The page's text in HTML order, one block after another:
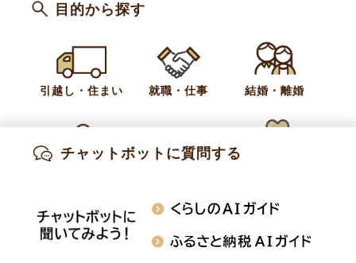
第1回目
開催日 令和6年6月17日
第1回上下水道運営審議会次第 (PDF 30.1K
知りたい情報を検索
目的から探す
引越し・住まい 就職・仕事 結婚・離婚
チャットボットに質問する